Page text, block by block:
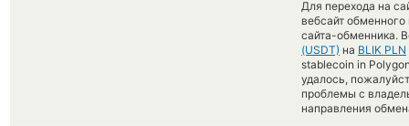
Для перехода на
вебсайт
сайта-обменника.
(USDT) на BLIK PLN
stablecoin in
удалось,
проблемы с
направления